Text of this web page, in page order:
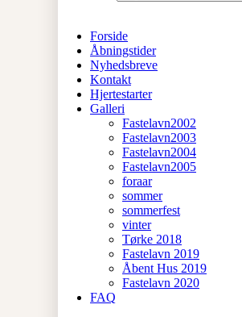
Forside
Åbningstider
Nyhedsbreve
Kontakt
Hjertestarter
Galleri
Fastelavn2002
Fastelavn2003
Fastelavn2004
Fastelavn2005
foraar
sommer
sommerfest
vinter
Tørke 2018
Fastelavn 2019
Åbent Hus 2019
Fastelavn 2020
FAQ